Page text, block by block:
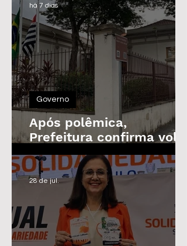
Após polêmica,
Prefeitura confirma volta
do Prêmio de
Assiduidade
Governo
há 7 dias
28 de jul.